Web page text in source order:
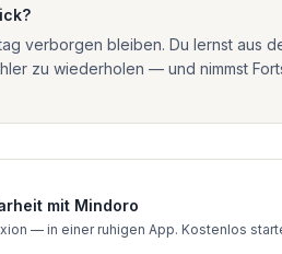
verborgen bleiben. Du lernst aus
zu wiederholen — und nimmst
mit Mindoro
— in einer ruhigen App. Kostenlos